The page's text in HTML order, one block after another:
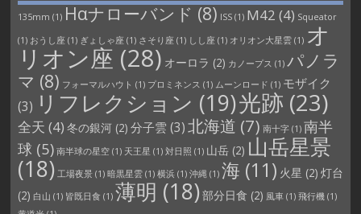
135mm (1) Hαナローバンド (8) ISS(1) M42 (4) Squeator
(1) おうし座 (1) ぎょしゃ座 (1) さそり座 (1) しし座 (1) オリオン大星雲(1) オ
リオン座 (28) オーロラ (2) カノープス (1) パノラ
マ (8) フォーマルハウト (1) プロミネンス (1) ムーンロード (1) モザイク
(3) リフレクション (19)光跡 (23)
全天 (4) 冬の銀河(2) 分子雲 (3)北海道 (7) 南十字(1) 南半
球 (5) 南半球の星空(1) 天王星 (1) 対日照 (1) 山岳(2) 山岳星景
(18) 工場夜景(1) 暗黒星雲(1) 横浜(1) 沖縄 (1) 海 (11) 火星 (2) 灯台
(2) 白山 (1) 皆既日食 (1) 薄明 (18)部分日食 (2) 風車(1) 飛行機(1)